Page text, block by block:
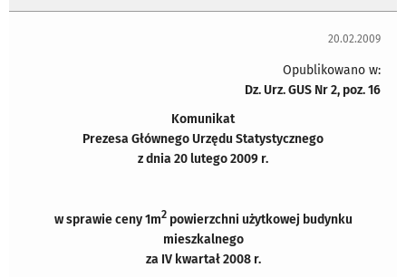
20.02.2009
Opublikowano w:
Dz. Urz. GUS Nr 2, poz. 16
Komunikat
Prezesa Głównego Urzędu Statystycznego
z dnia 20 lutego 2009 r.
w sprawie ceny 1m2powierzchni użytkowej budynku
mieszkalnego
za IV kwartał 2008 r.